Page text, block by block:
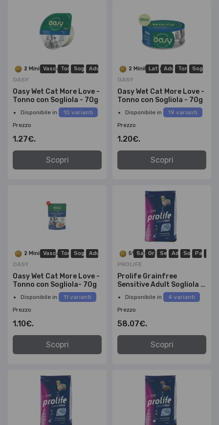
2 MiniPoints
VaschettaTonnoSogliolaAdulto
OASY
Oasy Wet Cat More Love -
Tonno con Sogliola - 70g
Disponibile in
10 varianti
Prezzo
1.27€.
Scopri
2 MiniPoints
LattinaAdultoTonnoSogliola
OASY
Oasy Wet Cat More Love -
Tonno con Sogliola - 70g
Disponibile in
19 varianti
Prezzo
1.20€.
Scopri
2 MiniPoints
VaschettaTonnoSogliolaAdulto
OASY
Oasy Wet Cat More Love -
Tonno con Sogliola- 70g
Disponibile in
11 varianti
Prezzo
1.10€.
Scopri
59 MiniPoints
SaccoGrain Free
Sensitive
AdultoSogliolaPatate
PROLIFE
Prolife Grainfree
Sensitive Adult Sogliola E
Patate-Medium/Large-
10kgDisponibile in
4 varianti
Prezzo
58.07€.
Scopri